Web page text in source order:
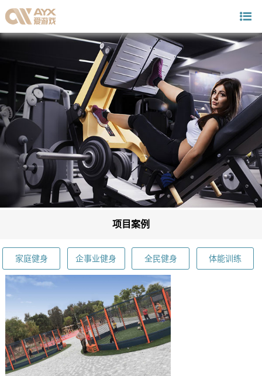
项目案例
家庭健身 企事业健身 全民健身 体能训练